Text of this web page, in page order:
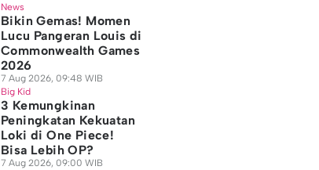
News
Bikin Gemas! Momen
Lucu Pangeran Louis di
Commonwealth Games
2026
7 Aug 2026, 09:48 WIB
Big Kid
3 Kemungkinan
Peningkatan Kekuatan
Loki di One Piece!
Bisa Lebih OP?
7 Aug 2026, 09:00 WIB